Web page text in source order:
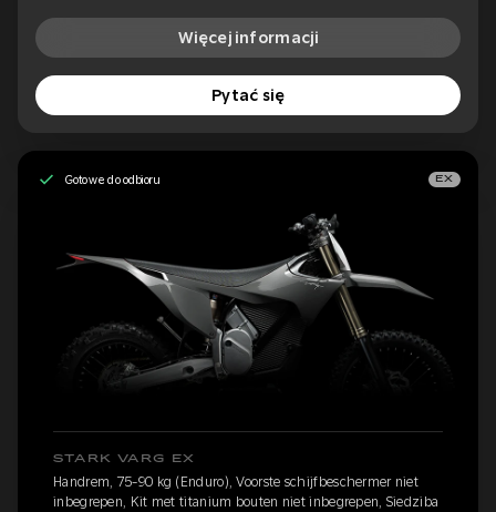
Więcej informacji
Pytać się
Gotowe do odbioru EX
STARK VARG EX
Handrem, 75-90 kg (Enduro), Voorste schijfbeschermer niet
inbegrepen, Kit met titanium bouten niet inbegrepen, Siedziba